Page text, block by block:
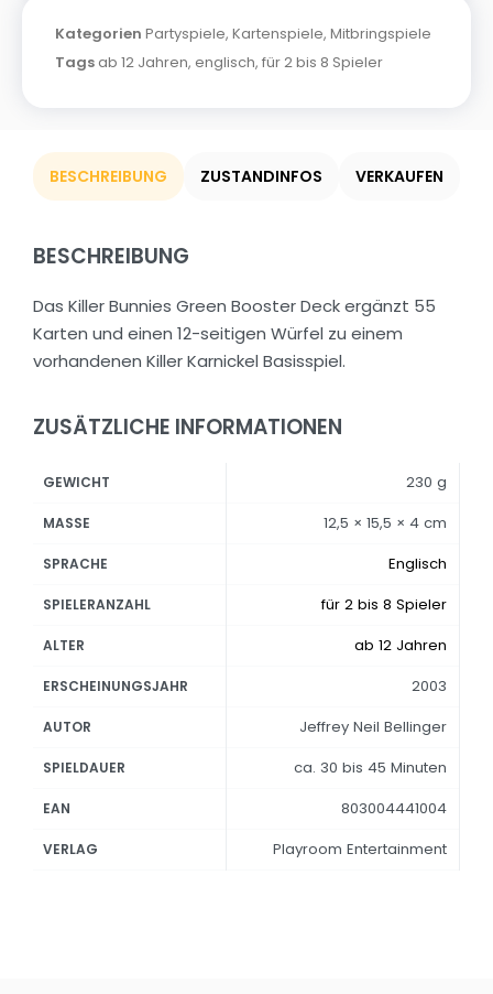
Kategorien Partyspiele, Kartenspiele, Mitbringspiele
Tags ab 12 Jahren, englisch, für 2 bis 8 Spieler
BESCHREIBUNG ZUSTANDINFOS VERKAUFEN
BESCHREIBUNG
Das Killer Bunnies Green Booster Deck ergänzt 55
Karten und einen 12-seitigen Würfel zu einem
vorhandenen Killer Karnickel Basisspiel.
ZUSÄTZLICHE INFORMATIONEN
GEWICHT 230 g
MASSE 12,5 × 15,5 × 4 cm
SPRACHE Englisch
SPIELERANZAHL für 2 bis 8 Spieler
ALTER ab 12 Jahren
ERSCHEINUNGSJAHR 2003
AUTOR Jeffrey Neil Bellinger
SPIELDAUER ca. 30 bis 45 Minuten
EAN 803004441004
VERLAG Playroom Entertainment